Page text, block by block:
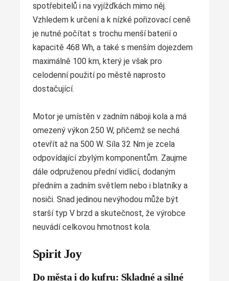
spotřebitelů i na vyjížďkách mimo něj.
Vzhledem k určení a k nízké pořizovací ceně
je nutné počítat s trochu menší baterií o
kapacitě 468 Wh, a také s menším dojezdem
maximálně 100 km, který je však pro
celodenní použití po městě naprosto
dostačující.
Motor je umístěn v zadním náboji kola a má
omezený výkon 250 W, přičemž se nechá
otevřít až na 500 W. Síla 32 Nm je zcela
odpovídající zbylým komponentům. Zaujme
dále odpruženou přední vidlicí, dodaným
předním a zadním světlem nebo i blatníky a
nosiči. Snad jedinou nevýhodou může být
starší typ V brzd a skutečnost, že výrobce
neuvádí celkovou hmotnost kola.
Spirit Joy
Do města i do kufru: Skladné a silné